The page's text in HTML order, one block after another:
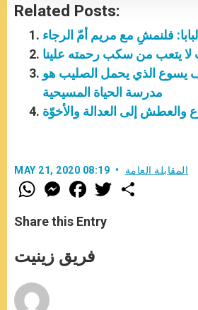
Related Posts:
البابا: فلنمشِ مع مريم أمّ الرجاء
لا يتعب من سكب رحمته علينا
يسوع الذي يحمل الصليب هو
مدرسة الحياة المسيحية
والعطش إلى العدالة والأخوّة
MAY 21, 2020 08:19 المقابلة العامة
W
h
t
s
p
p
M
e
s
e
g
e
F
a
e
b
o
k
w
Share this Entry
فريق زينيت